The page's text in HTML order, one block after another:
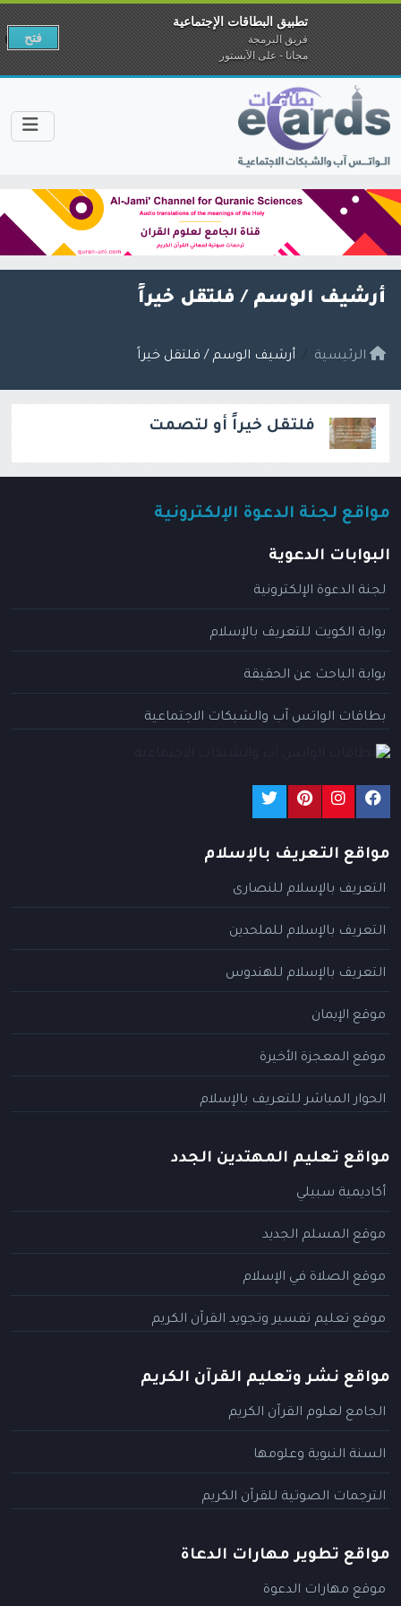
أرشيف الوسم / فلتقل خيراً
الرئيسية أرشيف الوسم / فلتقل خيراً
فلتقل خيراً أو لتصمت
مواقع لجنة الدعوة الإلكترونية
البوابات الدعوية
لجنة الدعوة الإلكترونية
بوابة الكويت للتعريف بالإسلام
بوابة الباحث عن الحقيقة
بطاقات الواتس آب والشبكات الاجتماعية
مواقع التعريف بالإسلام
التعريف بالإسلام للنصارى
التعريف بالإسلام للملحدين
التعريف بالإسلام للهندوس
موقع الإيمان
موقع المعجزة الأخيرة
الحوار المباشر للتعريف بالإسلام
مواقع تعليم المهتدين الجدد
أكاديمية سبيلي
موقع المسلم الجديد
موقع الصلاة في الإسلام
موقع تعليم تفسير وتجويد القرآن الكريم
مواقع نشر وتعليم القرآن الكريم
الجامع لعلوم القرآن الكريم
السنة النبوية وعلومها
الترجمات الصوتية للقرآن الكريم
مواقع تطوير مهارات الدعاة
موقع مهارات الدعوة
تطبيق البطاقات الإجتماعية
فريق البرمجة
مجانا - على الآبستور
فتح